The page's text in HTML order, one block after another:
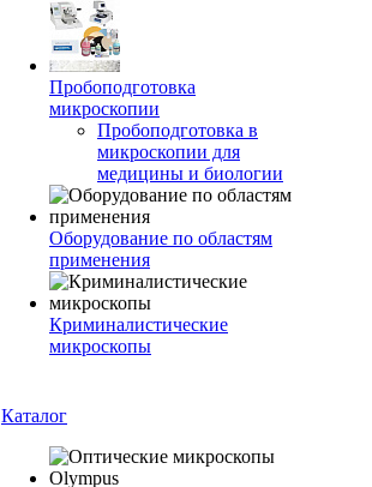
Пробоподготовка
микроскопии
Пробоподготовка в
микроскопии для
медицины и биологии
Оборудование по областям
применения
Криминалистические
микроскопы
Каталог